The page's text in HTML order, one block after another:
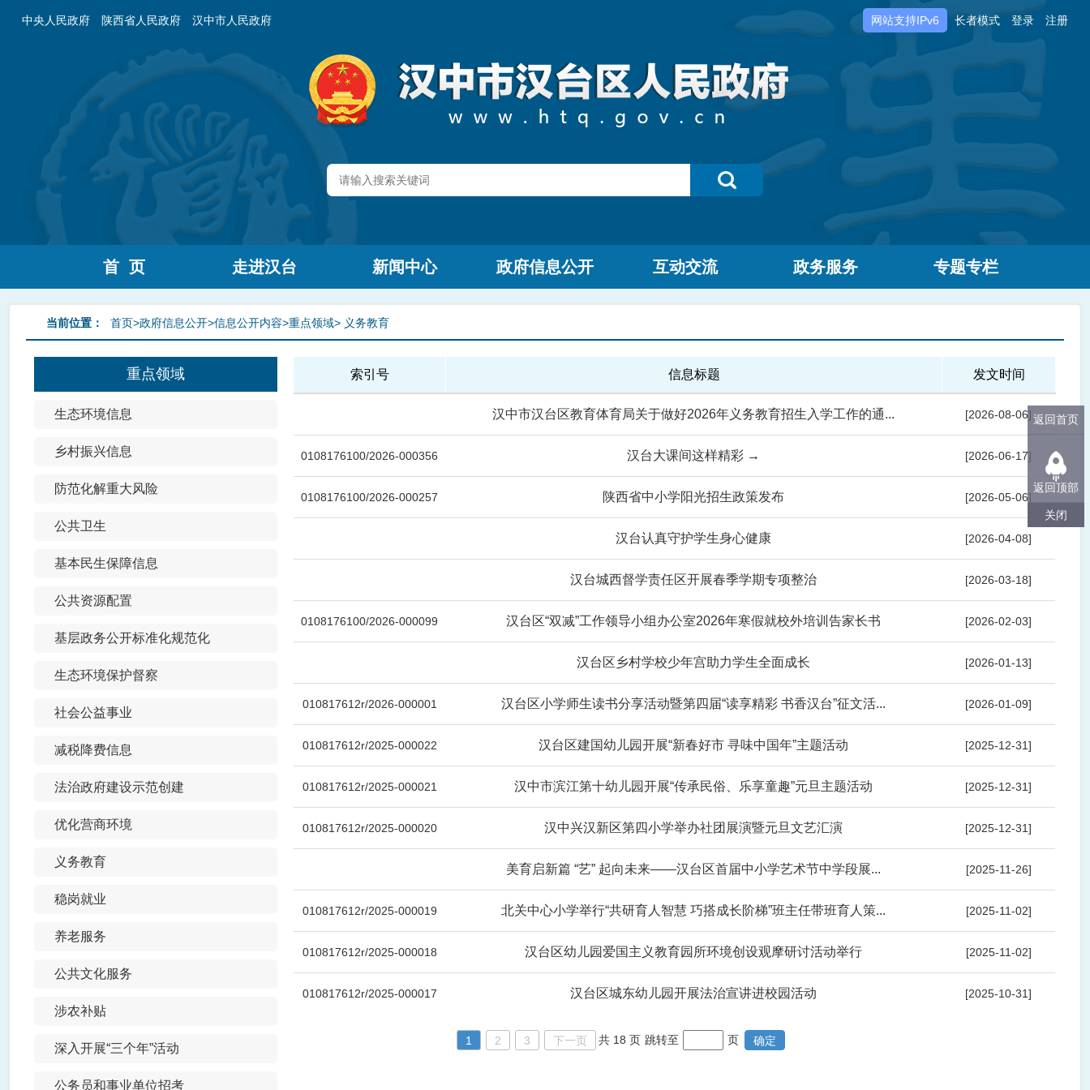
中央人民政府 陕西省人民政府 汉中市人民政府 网站支持IPv6 长者模式 登录 注册
首 页 走进汉台 新闻中心 政府信息公开 互动交流 政务服务 专题专栏
当前位置： 首页>政府信息公开>信息公开内容>重点领域> 义务教育
重点领域
生态环境信息
乡村振兴信息
防范化解重大风险
公共卫生
基本民生保障信息
公共资源配置
基层政务公开标准化规范化
生态环境保护督察
社会公益事业
减税降费信息
法治政府建设示范创建
优化营商环境
义务教育
稳岗就业
养老服务
公共文化服务
涉农补贴
深入开展“三个年”活动
公务员和事业单位招考
索引号 信息标题 发文时间
汉中市汉台区教育体育局关于做好2026年义务教育招生入学工作的通... [2026-08-06]
0108176100/2026-000356 汉台大课间这样精彩 → [2026-06-17]
0108176100/2026-000257 陕西省中小学阳光招生政策发布 [2026-05-06]
汉台认真守护学生身心健康 [2026-04-08]
汉台城西督学责任区开展春季学期专项整治 [2026-03-18]
0108176100/2026-000099 汉台区“双减”工作领导小组办公室2026年寒假就校外培训告家长书 [2026-02-03]
汉台区乡村学校少年宫助力学生全面成长 [2026-01-13]
010817612r/2026-000001 汉台区小学师生读书分享活动暨第四届“读享精彩 书香汉台”征文活... [2026-01-09]
010817612r/2025-000022 汉台区建国幼儿园开展“新春好市 寻味中国年”主题活动 [2025-12-31]
010817612r/2025-000021 汉中市滨江第十幼儿园开展“传承民俗、乐享童趣”元旦主题活动 [2025-12-31]
010817612r/2025-000020 汉中兴汉新区第四小学举办社团展演暨元旦文艺汇演 [2025-12-31]
美育启新篇 “艺” 起向未来——汉台区首届中小学艺术节中学段展... [2025-11-26]
010817612r/2025-000019 北关中心小学举行“共研育人智慧 巧搭成长阶梯”班主任带班育人策... [2025-11-02]
010817612r/2025-000018 汉台区幼儿园爱国主义教育园所环境创设观摩研讨活动举行 [2025-11-02]
010817612r/2025-000017 汉台区城东幼儿园开展法治宣讲进校园活动 [2025-10-31]
1 2 3 下一页 共 18 页 跳转至 页 确定
返回首页
返回顶部
关闭